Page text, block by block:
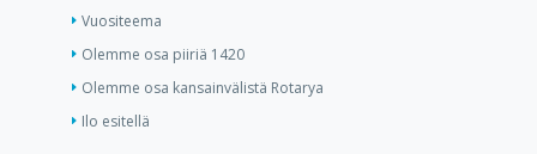
Vuositeema
Olemme osa piiriä 1420
Olemme osa kansainvälistä Rotarya
Ilo esitellä